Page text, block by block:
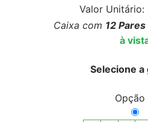
Valor Unitário:
Caixa com 12 Pares
à
Selecione a
Opção